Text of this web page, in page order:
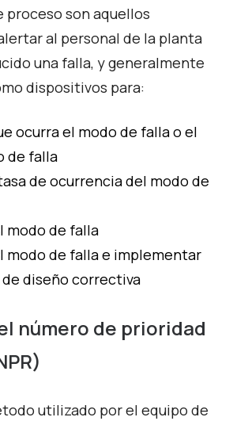
proceso son aquellos
al personal de la planta
una falla, y generalmente
dispositivos para:
ocurra el modo de falla o el
de falla
de ocurrencia del modo de
modo de falla
modo de falla e implementar
diseño correctiva
número de prioridad
utilizado por el equipo de